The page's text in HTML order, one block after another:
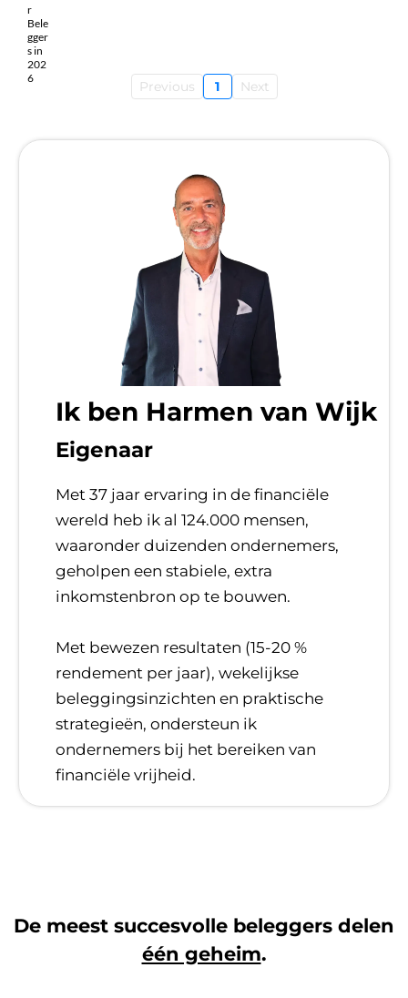
Previous 1 Next
Ik ben Harmen van Wijk
Eigenaar
Met 37 jaar ervaring in de financiële
wereld heb ik al 124.000 mensen,
waaronder duizenden ondernemers,
geholpen een stabiele, extra
inkomstenbron op te bouwen.
​Met bewezen resultaten (15-20 %
rendement per jaar), wekelijkse
beleggingsinzichten en praktische
strategieën, ondersteun ik
ondernemers bij het bereiken van
financiële vrijheid.
De meest succesvolle beleggers delen
één geheim.